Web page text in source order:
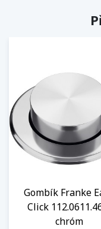
Gombík Franke
Click
chróm